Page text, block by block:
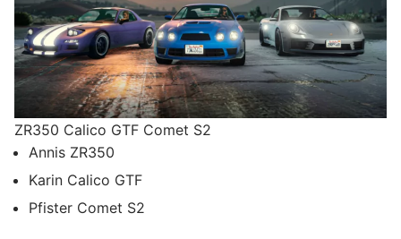
ZR350 Calico GTF Comet S2
Annis ZR350
Karin Calico GTF
Pfister Comet S2